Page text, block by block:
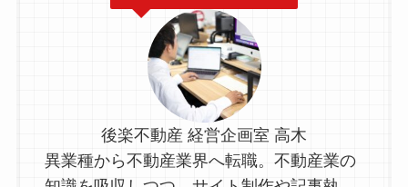
後楽不動産 経営企画室 高木
異業種から不動産業界へ転職。不動産業の